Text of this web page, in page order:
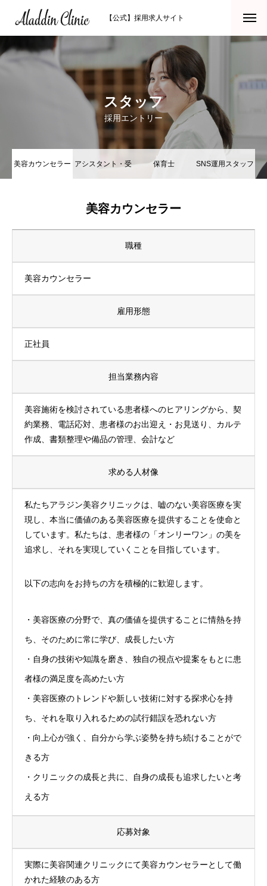
【公式】採用求人サイト
スタッフ
採用エントリー
美容カウンセラー アシスタント・受 保育士 SNS運用スタッフ
美容カウンセラー
職種
美容カウンセラー
雇用形態
正社員
担当業務内容
美容施術を検討されている患者様へのヒアリングから、契
約業務、電話応対、患者様のお出迎え・お見送り、カルテ
作成、書類整理や備品の管理、会計など
求める人材像
私たちアラジン美容クリニックは、嘘のない美容医療を実
現し、本当に価値のある美容医療を提供することを使命と
しています。私たちは、患者様の「オンリーワン」の美を
追求し、それを実現していくことを目指しています。
以下の志向をお持ちの方を積極的に歓迎します。
・美容医療の分野で、真の価値を提供することに情熱を持
ち、そのために常に学び、成長したい方
・自身の技術や知識を磨き、独自の視点や提案をもとに患
者様の満足度を高めたい方
・美容医療のトレンドや新しい技術に対する探求心を持
ち、それを取り入れるための試行錯誤を恐れない方
・向上心が強く、自分から学ぶ姿勢を持ち続けることがで
きる方
・クリニックの成長と共に、自身の成長も追求したいと考
える方
応募対象
実際に美容関連クリニックにて美容カウンセラーとして働
かれた経験のある方